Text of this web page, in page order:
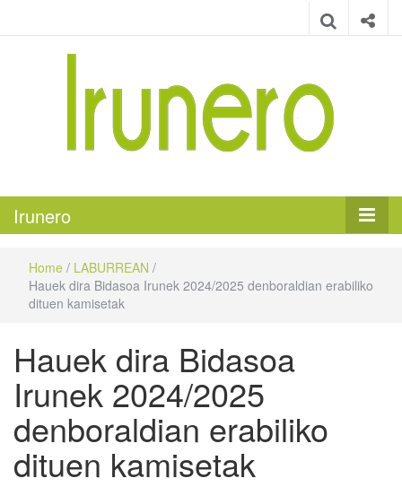
Irunero
Home / LABURREAN /
Hauek dira Bidasoa Irunek 2024/2025 denboraldian erabiliko
dituen kamisetak
Hauek dira Bidasoa
Irunek 2024/2025
denboraldian erabiliko
dituen kamisetak